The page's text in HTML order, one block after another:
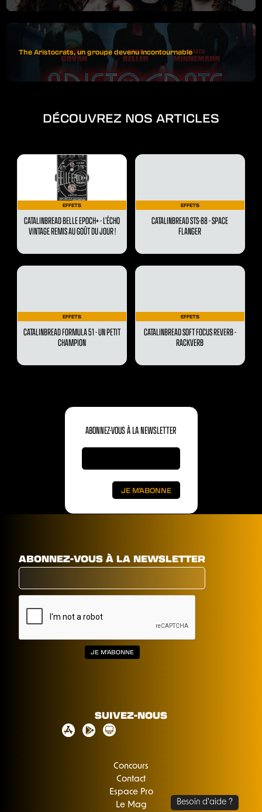
The Aristocrats, un groupe devenu incontournable
DÉCOUVREZ NOS ARTICLES
EFFETS
CATALINBREAD BELLE EPOCH+ - L’ÉCHO
VINTAGE REMIS AU GOÛT DU JOUR !
EFFETS
CATALINBREAD STS-88 - SPACE
FLANGER
EFFETS
CATALINBREAD FORMULA 51 - UN PETIT
CHAMPION
EFFETS
CATALINBREAD SOFT FOCUS REVERB -
RACKVERB
ABONNEZ-VOUS À LA NEWSLETTER
ABONNEZ-VOUS À LA NEWSLETTER
SUIVEZ-NOUS
Concours
Contact
Espace Pro
Le Mag